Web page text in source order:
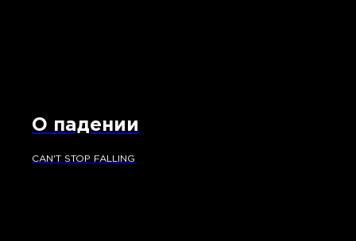
О падении
CAN'T STOP FALLING